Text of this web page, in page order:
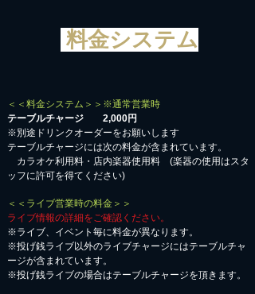
料金システム
＜＜料金システム＞＞※通常営業時
テーブルチャージ 2,000円
※別途ドリンクオーダーをお願いします
テーブルチャージには次の料金が含まれています。
カラオケ利用料・店内楽器使用料 (楽器の使用はスタ
ッフに許可を得てください)
＜＜ライブ営業時の料金＞＞
ライブ情報の詳細をご確認ください。
※ライブ、イベント毎に料金が異なります。
※投げ銭ライブ以外のライブチャージにはテーブルチャ
ージが含まれています。
※投げ銭ライブの場合はテーブルチャージを頂きます。